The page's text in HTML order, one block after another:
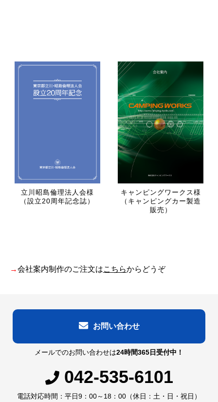
立川昭島倫理法人会様
（設立20周年記念誌）
キャンピングワークス様
（キャンピングカー製造
販売）
→会社案内制作のご注文はこちらからどうぞ
お問い合わせ
メールでのお問い合わせは24時間365日受付中！
042-535-6101
電話対応時間：平日9：00～18：00（休日：土・日・祝日）